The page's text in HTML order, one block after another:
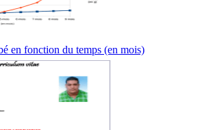
en fonction du temps (en mois)